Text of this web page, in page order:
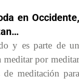
en
y es parte de
meditar por
meditación